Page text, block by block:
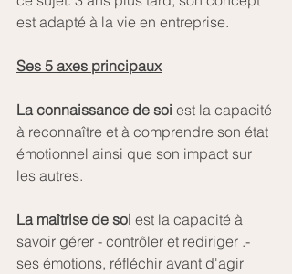
est adapté à la vie en entreprise.
Ses 5 axes principaux
La connaissance de soi est la capacité
à reconnaître et à comprendre son état
émotionnel ainsi que son impact sur
les autres.
La maîtrise de soi est la capacité à
savoir gérer - contrôler et rediriger .-
ses émotions, réfléchir avant d'agir